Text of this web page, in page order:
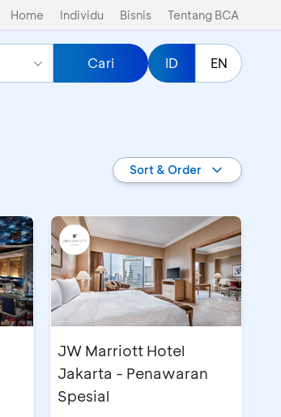
Home Individu Bisnis Tentang BCA
Cari ID EN
Sort & Order
JW Marriott Hotel
Jakarta - Penawaran
Spesial